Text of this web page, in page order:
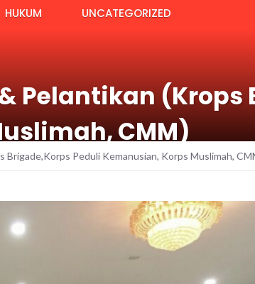
HUKUM UNCATEGORIZED
Pelantikan (Krops
CMM)
Brigade,Korps Peduli Kemanusian, Korps Muslimah,